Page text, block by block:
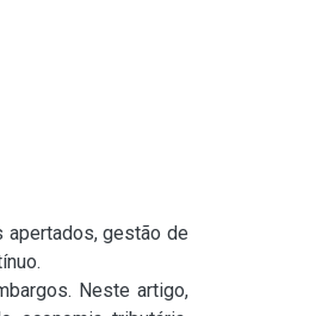
apertados, gestão de
Neste artigo,